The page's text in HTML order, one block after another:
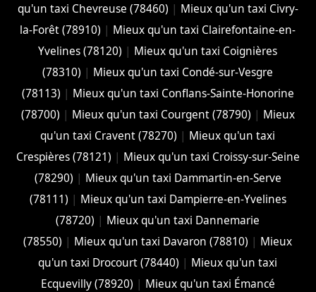
qu'un taxi Chevreuse (78460) | Mieux qu'un taxi Civry-
la-Forêt (78910) | Mieux qu'un taxi Clairefontaine-en-
Yvelines (78120) | Mieux qu'un taxi Coignières
(78310) | Mieux qu'un taxi Condé-sur-Vesgre
(78113) | Mieux qu'un taxi Conflans-Sainte-Honorine
(78700) | Mieux qu'un taxi Courgent (78790) | Mieux
qu'un taxi Cravent (78270) | Mieux qu'un taxi
Crespières (78121) | Mieux qu'un taxi Croissy-sur-Seine
(78290) | Mieux qu'un taxi Dammartin-en-Serve
(78111) | Mieux qu'un taxi Dampierre-en-Yvelines
(78720) | Mieux qu'un taxi Dannemarie
(78550) | Mieux qu'un taxi Davaron (78810) | Mieux
qu'un taxi Drocourt (78440) | Mieux qu'un taxi
Ecquevilly (78920) | Mieux qu'un taxi Émancé